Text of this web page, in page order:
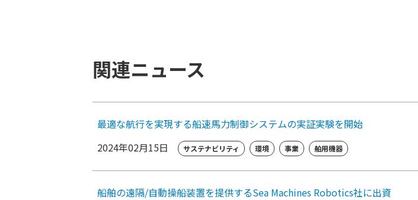
関連ニュース
最適な航行を実現する船速馬力制御システムの実証実験を開始
2024年02月15日
サステナビリティ 環境 事業 舶用機器
船舶の遠隔/自動操船装置を提供するSea Machines Robotics社に出資